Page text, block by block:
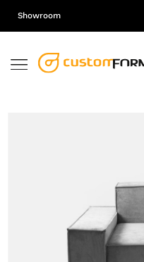
Showroom